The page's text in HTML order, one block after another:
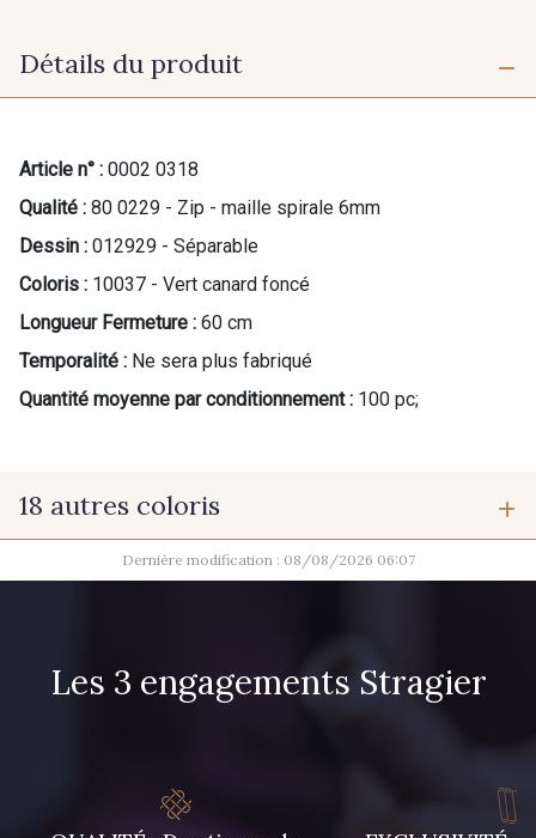
Détails du produit
Article n° : 0002 0318
Qualité : 80 0229 - Zip - maille spirale 6mm
Dessin : 012929 - Séparable
Coloris : 10037 - Vert canard foncé
Longueur Fermeture : 60 cm
Temporalité : Ne sera plus fabriqué
Quantité moyenne par conditionnement : 100 pc;
18 autres coloris
9492 - Gris verdi 1712 - Blanc
8418 - Beige Chamois 8324 - Sauterne
Dernière modification : 08/08/2026 06:07
Les 3 engagements Stragier